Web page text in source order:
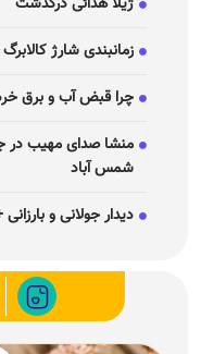
زمانبندی شارژ
چرا قبض آب و برق خرداد و تیر ماه
منشا صدای مهیب در
شمس آباد
دیدار جولانی و